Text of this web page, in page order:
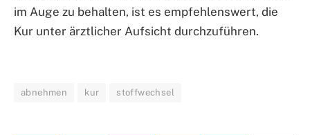
im Auge zu behalten, ist es empfehlenswert, die
Kur unter ärztlicher Aufsicht durchzuführen.
abnehmen kur stoffwechsel